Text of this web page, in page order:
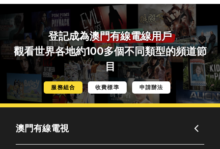
登記成為澳門有線電線用戶
觀看世界各地約100多個不同類型的頻道節
目
服務組合 收費標準 申請辦法
澳門有線電視